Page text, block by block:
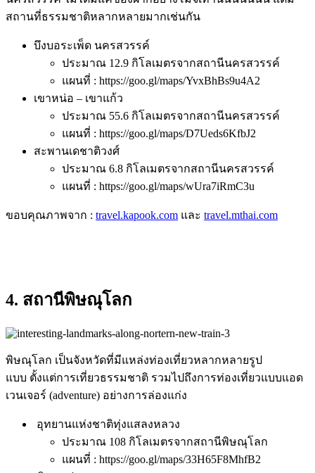
สถานที่ธรรมชาติหลากหลายมากเช่นกัน
บึงบอระเพ็ด นครสวรรค์
ประมาณ 12.9 กิโลเมตรจากสถานีนครสวรรค์
แผนที่ : https://goo.gl/maps/YvxBhBs9u4A2
เขาหน่อ – เขาแก้ว
ประมาณ 55.6 กิโลเมตรจากสถานีนครสวรรค์
แผนที่ : https://goo.gl/maps/D7Ueds6KfbJ2
สะพานเดชาติวงศ์
ประมาณ 6.8 กิโลเมตรจากสถานีนครสวรรค์
แผนที่ : https://goo.gl/maps/wUra7iRmC3u
ขอบคุณภาพจาก : travel.kapook.com และ travel.mthai.com
4. สถานีพิษณุโลก
พิษณุโลก เป็นจังหวัดที่มีแหล่งท่องเที่ยวหลากหลายรูป
แบบ ตั้งแต่การเที่ยวธรรมชาติ รวมไปถึงการท่องเที่ยวแบบแอด
เวนเจอร์ (adventure) อย่างการล่องแก่ง
อุทยานแห่งชาติทุ่งแสลงหลวง
ประมาณ 108 กิโลเมตรจากสถานีพิษณุโลก
แผนที่ : https://goo.gl/maps/33H65F8MhfB2